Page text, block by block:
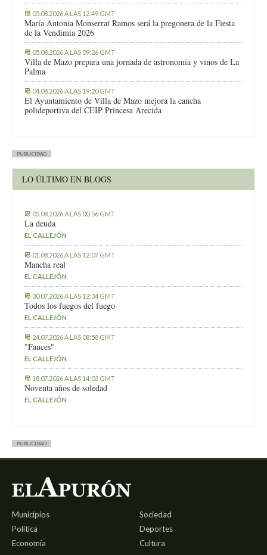
05.08.2026 A LAS 12:49 GMT
María Antonia Monserrat Ramos será la pregonera de la Fiesta
de la Vendimia 2026
05.08.2026 A LAS 09:26 GMT
Villa de Mazo prepara una jornada de astronomía y vinos de La
Palma
04.08.2026 A LAS 19:20 GMT
El Ayuntamiento de Villa de Mazo mejora la cancha
polideportiva del CEIP Princesa Arecida
PUBLICIDAD
LO ÚLTIMO EN BLOGS
05.08.2026 A LAS 00:56 GMT
La deuda
EL CALLEJÓN
01.08.2026 A LAS 12:07 GMT
Mancha real
EL CALLEJÓN
30.07.2026 A LAS 12:34 GMT
Todos los fuegos del fuego
EL CALLEJÓN
24.07.2026 A LAS 08:58 GMT
"Fauces"
EL CALLEJÓN
18.07.2026 A LAS 14:03 GMT
Noventa años de soledad
EL CALLEJÓN
PUBLICIDAD
Municipios
Política
Economía
Sociedad
Deportes
Cultura